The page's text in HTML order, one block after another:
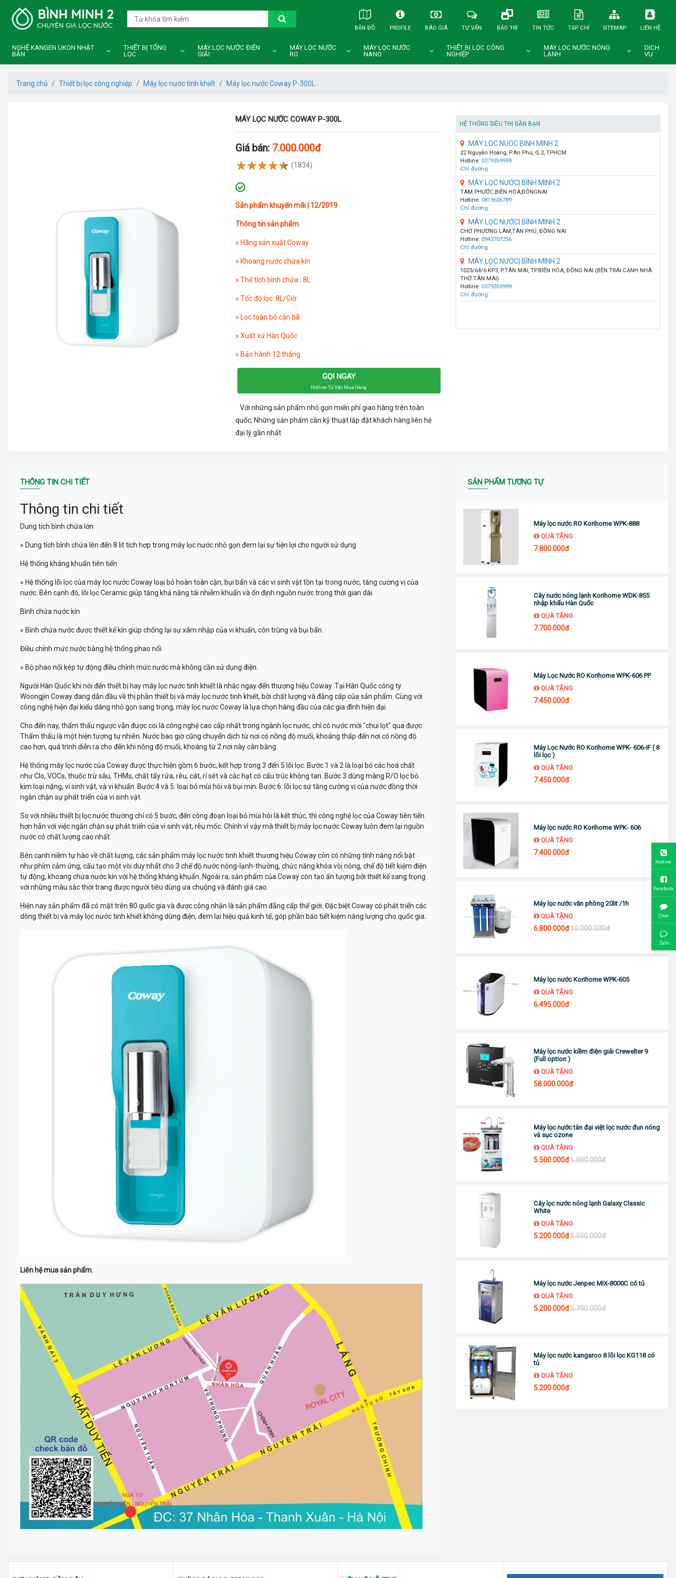
BẢN ĐỒ PROFILE BÁO GIÁ TƯ VẤN BẢO TRÌ TIN TỨC TẠP CHÍ SITEMAP LIÊN HỆ
NGHỆ KANGEN UKON NHẬT
BẢN
THIẾT BỊ TỔNG
LỌC
MÁY LỌC NƯỚC ĐIỆN
GIẢI
MÁY LỌC NƯỚC
RO
MÁY LỌC NƯỚC
NANO
THIẾT BỊ LỌC CÔNG
NGHIỆP
MÁY LỌC NƯỚC NÓNG
LẠNH
DICH
VU
Trang chủ Thiết bị lọc công nghiệp Máy lọc nước tinh khiết Máy lọc nước Coway P-300L
MÁY LỌC NƯỚC COWAY P-300L
Giá bán: 7.000.000đ
(1834)
Sản phẩm khuyến mãi | 12/2019
Thông tin sản phẩm
» Hãng sản xuất Coway
» Khoang nước chứa kín
» Thể tích bình chứa : 8L
» Tốc độ lọc: 8L/Giờ
» Lọc toàn bộ cặn bã
» Xuất xứ Hàn Quốc
» Bảo hành 12 tháng
GỌI NGAY
Hotline Tư Vấn Mua Hàng
Với những sản phẩm nhỏ gọn miến phí giao hàng trên toàn
quốc, Những sản phẩm cần kỹ thuật lắp đặt khách hàng liên hệ
đại lý gần nhất
HỆ THỐNG SIÊU THỊ GẦN BẠN
MAY LOC NUOC BINH MINH 2
22 Nguyễn Hoàng, P.An Phú, Q.2, TPHCM
Hotline: 0379359999
Chỉ đường
MÁY LỌC NƯỚC| BÌNH MINH 2
TAM PHƯỚC,BIÊN HÒA,ĐÔNGNAI
Hotline: 0819606789
Chỉ đường
MÁY LỌC NƯỚC| BÌNH MINH 2
CHỢ PHƯƠNG LÂM,TÂN PHÚ, ĐỒNG NAI
Hotline: 0943707256
Chỉ đường
MÁY LỌC NƯỚC| BÌNH MINH 2
1023/64/6 KP3, P.TÂN MAI, TP.BIÊN HÒA, ĐỒNG NAI (BÊN TRÁI CẠNH NHÀ
THỜ TÂN MAI)
Hotline: 0379359999
Chỉ đường
THÔNG TIN CHI TIẾT
Thông tin chi tiết
Dung tích bình chứa lớn
» Dung tích bình chứa lên đến 8 lit tích hợp trong máy lọc nước nhỏ gọn đem lại sự tiện lợi cho người sử dụng
Hệ thống kháng khuẩn tiên tiến
» Hệ thống lõi lọc của máy lọc nước Coway loại bỏ hoàn toàn cặn, bụi bẩn và các vi sinh vật tồn tại trong nước, tăng cường vị của
nước. Bên cạnh đó, lõi lọc Ceramic giúp tăng khả năng tái nhiễm khuẩn và ổn định nguồn nước trong thời gian dài.
Bình chứa nước kín
» Bình chứa nước được thiết kế kín giúp chống lại sự xâm nhập của vi khuẩn, côn trùng và bụi bẩn.
Điều chỉnh mức nước bằng hệ thống phao nổi
» Bộ phao nổi kép tự động điều chỉnh mức nước mà không cần sử dụng điện.
Người Hàn Quốc khi nói đến thiết bị hay máy lọc nước tinh khiết là nhắc ngay đến thương hiệu Coway. Tại Hàn Quốc công ty
Woongjin Coway đang dẫn đầu về thị phần thiết bị và máy lọc nước tinh khiết, bởi chất lượng và đẳng cấp của sản phẩm. Cùng với
công nghệ hiện đại kiểu dáng nhỏ gọn sang trọng, máy lọc nước Coway là lựa chọn hàng đầu của các gia đình hiện đại.
Cho đến nay, thẩm thấu ngược vẫn được coi là công nghệ cao cấp nhất trong ngành lọc nước, chỉ có nước mới "chui lọt" qua được.
Thẩm thấu là một hiện tượng tự nhiên. Nước bao giờ cũng chuyển dịch từ nơi có nồng độ muối, khoáng thấp đến nơi có nồng độ
cao hơn, quá trình diễn ra cho đến khi nồng độ muối, khoáng từ 2 nơi này cân bằng.
Hệ thống máy lọc nước của Coway được thực hiện gồm 6 bước, kết hợp trong 3 đến 5 lõi lọc. Bước 1 và 2 là loại bỏ các hoá chất
như Clo, VOCs, thuốc trừ sâu, THMs, chất tẩy rửa, rêu, cát, rỉ sét và các hạt có cấu trúc không tan. Bước 3 dùng màng R/O lọc bỏ
kim loại nặng, vi sinh vật, và vi khuẩn. Bước 4 và 5: loại bỏ mùi hôi và bụi mịn. Bước 6: lõi lọc sứ tăng cường vị của nước đồng thời
ngăn chặn sự phát triển của vi sinh vật.
So với nhiều thiết bị lọc nước thường chỉ có 5 bước, đến công đoạn loại bỏ mùi hôi là kết thúc, thì công nghệ lọc của Coway tiên tiến
hơn hẳn với việc ngăn chặn sự phát triển của vi sinh vật, rêu mốc. Chính vì vậy mà thiết bị máy lọc nước Coway luôn đem lại nguồn
nước có chất lượng cao nhất.
Bên cạnh niềm tự hào về chất lượng, các sản phẩm máy lọc nước tinh khiết thương hiệu Coway còn có những tính năng nổi bật
như phím cảm ứng, cấu tạo một vòi duy nhất cho 3 chế độ nước nóng-lạnh-thường, chức năng khóa vòi nóng, chế độ tiết kiệm điện
tự động, khoang chứa nước kín với hệ thống kháng khuẩn. Ngoài ra, sản phẩm của Coway còn tạo ấn tượng bởi thiết kế sang trọng
với những màu sắc thời trang được người tiêu dùng ưa chuộng và đánh giá cao.
Hiện nay sản phẩm đã có mặt trên 80 quốc gia và được công nhận là sản phẩm đẳng cấp thế giới. Đặc biệt Coway có phát triển các
dòng thiết bị và máy lọc nước tinh khiết không dùng điện, đem lại hiệu quả kinh tế, góp phần bảo tiết kiệm năng lượng cho quốc gia..
Liên hệ mua sản phẩm.
SẢN PHẨM TƯƠNG TỰ
Máy lọc nước RO Korihome WPK-888
QUÀ TẶNG
7.800.000đ
Cây nước nóng lạnh Korihome WDK-855
nhập khẩu Hàn Quốc
QUÀ TẶNG
7.700.000đ
Máy Lọc Nước RO Korihome WPK-606 PP
QUÀ TẶNG
7.450.000đ
Máy Lọc Nước RO Korihome WPK- 606-IF ( 8
lõi lọc )
QUÀ TẶNG
7.450.000đ
Máy lọc nước RO Korihome WPK- 606
QUÀ TẶNG
7.400.000đ
Máy lọc nước văn phòng 20lit /1h
QUÀ TẶNG
6.800.000đ10.000.000đ
Máy lọc nước Korihome WPK-605
QUÀ TẶNG
6.495.000đ
Máy lọc nước kiềm điện giải Crewelter 9
(Full option )
QUÀ TẶNG
58.000.000đ
Máy lọc nước tân đại việt lọc nước đun nóng
và sục ozone
QUÀ TẶNG
5.500.000đ6.500.000đ
Cây lọc nước nóng lạnh Galaxy Classic
White
QUÀ TẶNG
5.200.000đ5.500.000đ
Máy lọc nước Jenpec MIX-8000C có tủ
QUÀ TẶNG
5.200.000đ5.700.000đ
Máy lọc nước kangaroo 8 lõi lọc KG118 có
tủ
QUÀ TẶNG
5.200.000đ
Hotline
Facebook
Chat
Zalo